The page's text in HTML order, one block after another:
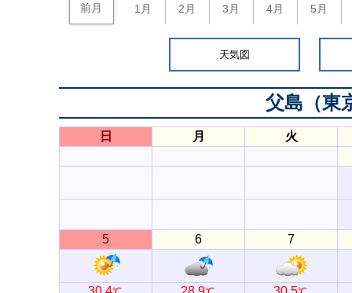
前月 1月 2月 3月 4月 5月
天気図
父島（東
日 月 火
5 6 7